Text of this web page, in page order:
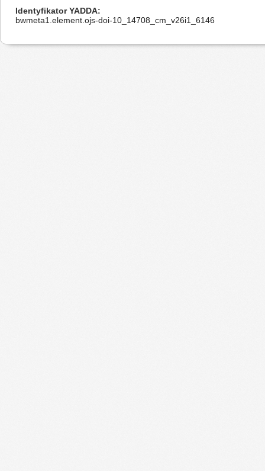
Identyfikator YADDA
bwmeta1.element.ojs-doi-10_14708_cm_v26i1_6146